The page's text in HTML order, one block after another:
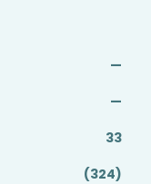
—
—
33
(324)